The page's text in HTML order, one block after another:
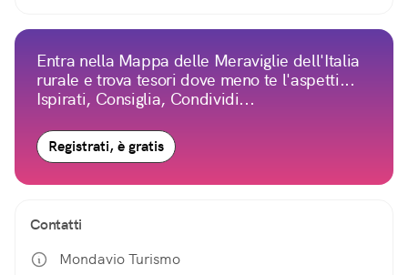
Entra nella Mappa delle Meraviglie dell'Italia
rurale e trova tesori dove meno te l'aspetti...
Ispirati, Consiglia, Condividi...
Registrati, è gratis
Contatti
Mondavio Turismo